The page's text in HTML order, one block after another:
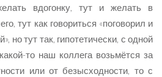
вдогонку, тут и желать в
тут как говориться «поговорил и
но тут так, гипотетически, с одной
то наш коллега возьмётся за
или от безысходности, то с